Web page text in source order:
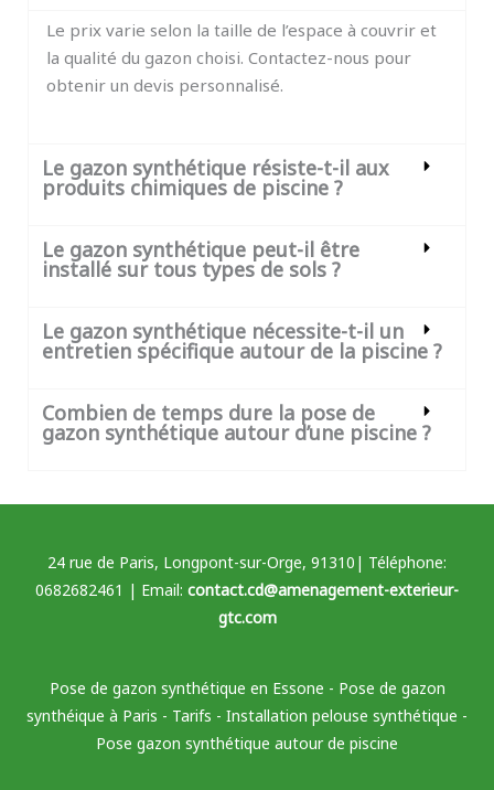
Le prix varie selon la taille de l’espace à couvrir et
la qualité du gazon choisi. Contactez-nous pour
obtenir un devis personnalisé.
Le gazon synthétique résiste-t-il aux
produits chimiques de piscine ?
Le gazon synthétique peut-il être
installé sur tous types de sols ?
Le gazon synthétique nécessite-t-il un
entretien spécifique autour de la piscine ?
Combien de temps dure la pose de
gazon synthétique autour d’une piscine ?
24 rue de Paris, Longpont-sur-Orge, 91310| Téléphone:
0682682461 | Email: contact.cd@amenagement-exterieur-
gtc.com
Pose de gazon synthétique en Essone - Pose de gazon
synthéique à Paris - Tarifs - Installation pelouse synthétique -
Pose gazon synthétique autour de piscine